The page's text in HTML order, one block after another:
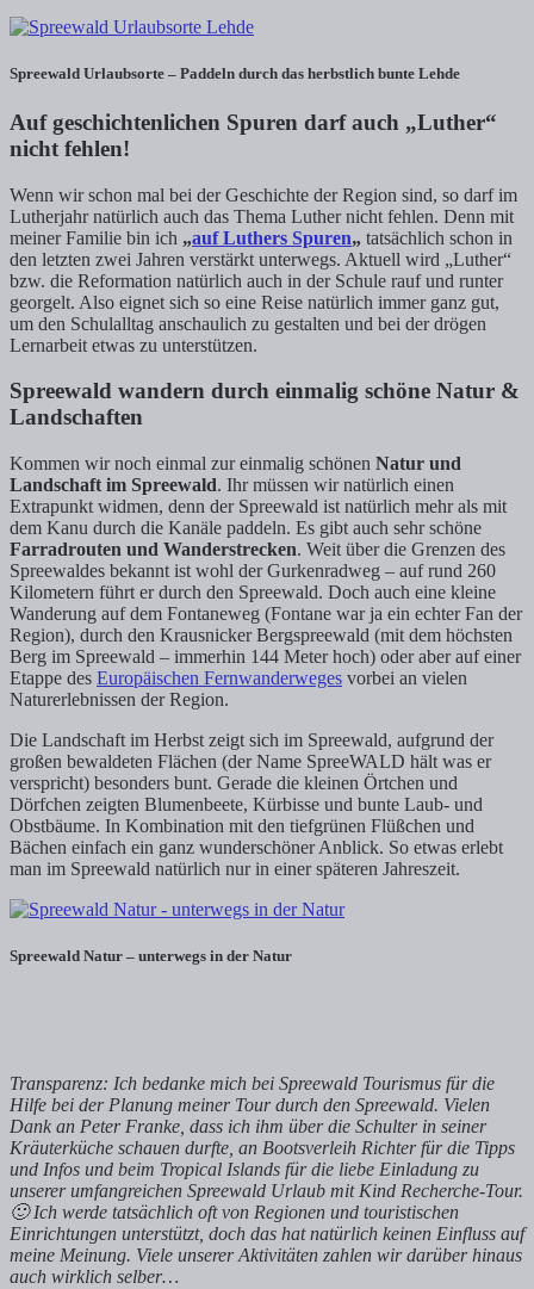
Spreewald Urlaubsorte – Paddeln durch das herbstlich bunte Lehde
Auf geschichtenlichen Spuren darf auch „Luther“
nicht fehlen!
Wenn wir schon mal bei der Geschichte der Region sind, so darf im
Lutherjahr natürlich auch das Thema Luther nicht fehlen. Denn mit
meiner Familie bin ich „auf Luthers Spuren„ tatsächlich schon in
den letzten zwei Jahren verstärkt unterwegs. Aktuell wird „Luther“
bzw. die Reformation natürlich auch in der Schule rauf und runter
georgelt. Also eignet sich so eine Reise natürlich immer ganz gut,
um den Schulalltag anschaulich zu gestalten und bei der drögen
Lernarbeit etwas zu unterstützen.
Spreewald wandern durch einmalig schöne Natur &
Landschaften
Kommen wir noch einmal zur einmalig schönen Natur und
Landschaft im Spreewald. Ihr müssen wir natürlich einen
Extrapunkt widmen, denn der Spreewald ist natürlich mehr als mit
dem Kanu durch die Kanäle paddeln. Es gibt auch sehr schöne
Farradrouten und Wanderstrecken. Weit über die Grenzen des
Spreewaldes bekannt ist wohl der Gurkenradweg – auf rund 260
Kilometern führt er durch den Spreewald. Doch auch eine kleine
Wanderung auf dem Fontaneweg (Fontane war ja ein echter Fan der
Region), durch den Krausnicker Bergspreewald (mit dem höchsten
Berg im Spreewald – immerhin 144 Meter hoch) oder aber auf einer
Etappe des Europäischen Fernwanderweges vorbei an vielen
Naturerlebnissen der Region.
Die Landschaft im Herbst zeigt sich im Spreewald, aufgrund der
großen bewaldeten Flächen (der Name SpreeWALD hält was er
verspricht) besonders bunt. Gerade die kleinen Örtchen und
Dörfchen zeigten Blumenbeete, Kürbisse und bunte Laub- und
Obstbäume. In Kombination mit den tiefgrünen Flüßchen und
Bächen einfach ein ganz wunderschöner Anblick. So etwas erlebt
man im Spreewald natürlich nur in einer späteren Jahreszeit.
Spreewald Natur – unterwegs in der Natur
Transparenz: Ich bedanke mich bei Spreewald Tourismus für die
Hilfe bei der Planung meiner Tour durch den Spreewald. Vielen
Dank an Peter Franke, dass ich ihm über die Schulter in seiner
Kräuterküche schauen durfte, an Bootsverleih Richter für die Tipps
und Infos und beim Tropical Islands für die liebe Einladung zu
unserer umfangreichen Spreewald Urlaub mit Kind Recherche-Tour.
🙂 Ich werde tatsächlich oft von Regionen und touristischen
Einrichtungen unterstützt, doch das hat natürlich keinen Einfluss auf
meine Meinung. Viele unserer Aktivitäten zahlen wir darüber hinaus
auch wirklich selber…